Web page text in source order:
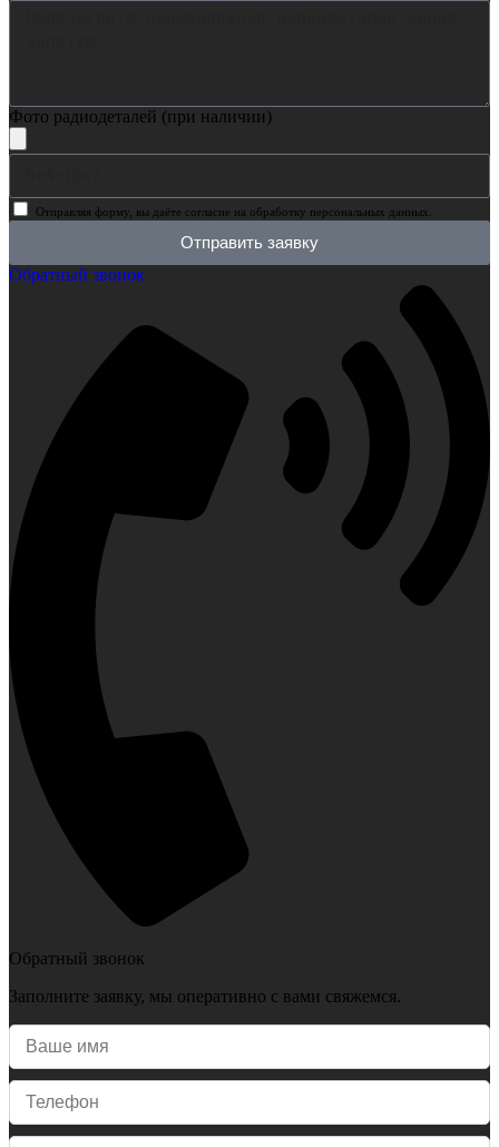
Фото радиодеталей (при наличии)
Отправляя форму, вы даёте согласие на обработку персональных данных.
Отправить заявку
Обратный звонок
Обратный звонок
Заполните заявку, мы оперативно с вами свяжемся.